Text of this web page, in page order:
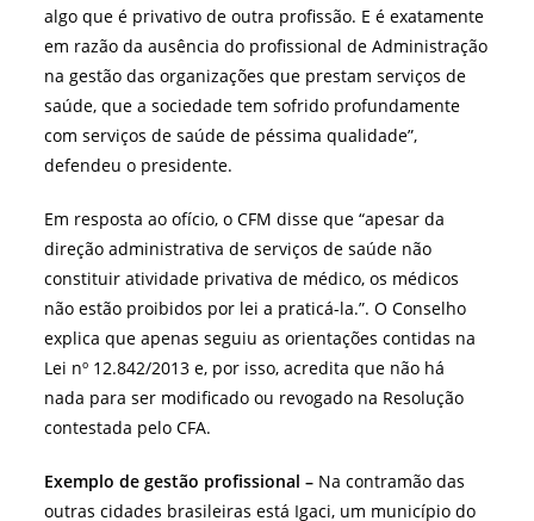
algo que é privativo de outra profissão. E é exatamente
em razão da ausência do profissional de Administração
na gestão das organizações que prestam serviços de
saúde, que a sociedade tem sofrido profundamente
com serviços de saúde de péssima qualidade”,
defendeu o presidente.
Em resposta ao ofício, o CFM disse que “apesar da
direção administrativa de serviços de saúde não
constituir atividade privativa de médico, os médicos
não estão proibidos por lei a praticá-la.”. O Conselho
explica que apenas seguiu as orientações contidas na
Lei nº 12.842/2013 e, por isso, acredita que não há
nada para ser modificado ou revogado na Resolução
contestada pelo CFA.
Exemplo de gestão profissional – Na contramão das
outras cidades brasileiras está Igaci, um município do